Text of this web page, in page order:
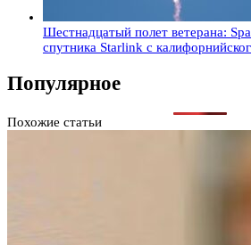
Шестнадцатый полет ветерана:
спутника Starlink с
Популярное
Похожие статьи